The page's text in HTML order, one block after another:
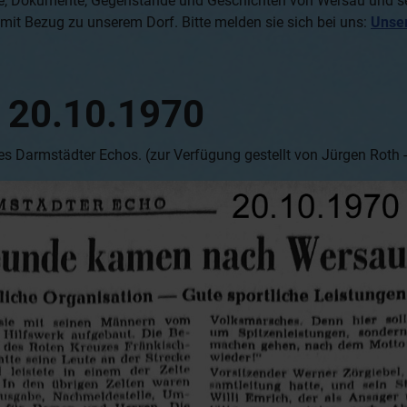
Bezug zu unserem Dorf. Bitte melden sie sich bei uns:
Darmstädter Echos. (zur Verfügung gestellt von Jürgen Roth